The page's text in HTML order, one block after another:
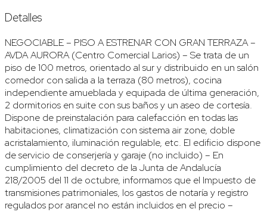
Detalles
NEGOCIABLE – PISO A ESTRENAR CON GRAN TERRAZA –
AVDA AURORA (Centro Comercial Larios) – Se trata de un
piso de 100 metros, orientado al sur y distribuido en un salón
comedor con salida a la terraza (80 metros), cocina
independiente amueblada y equipada de última generación,
2 dormitorios en suite con sus baños y un aseo de cortesía.
Dispone de preinstalación para calefacción en todas las
habitaciones, climatización con sistema air zone, doble
acristalamiento, iluminación regulable, etc. El edificio dispone
de servicio de conserjería y garaje (no incluido) – En
cumplimiento del decreto de la Junta de Andalucía
218/2005 del 11 de octubre, informamos que el Impuesto de
transmisiones patrimoniales, los gastos de notaría y registro
regulados por arancel no están incluidos en el precio –